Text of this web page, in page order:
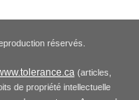
réservés.
(articles,
de propriété intellectuelle